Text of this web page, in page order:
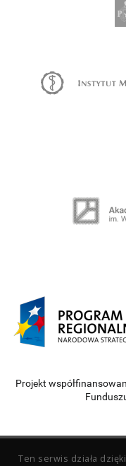
Projekt
Ten serwis działa